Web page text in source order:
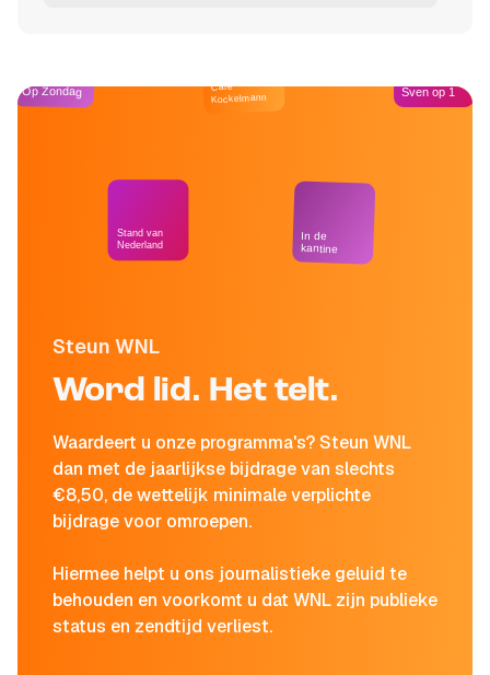
Steun WNL
Word lid. Het telt.
Waardeert u onze programma's? Steun WNL
dan met de jaarlijkse bijdrage van slechts
€8,50, de wettelijk minimale verplichte
bijdrage voor omroepen.
Hiermee helpt u ons journalistieke geluid te
behouden en voorkomt u dat WNL zijn publieke
status en zendtijd verliest.
Op Zondag
Stand van
Nederland
Café
Kockelmann
In de
kantine
Sven op 1